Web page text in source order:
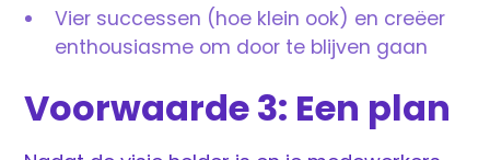
Vier successen (hoe klein ook) en creëer
enthousiasme om door te blijven gaan
Voorwaarde 3: Een plan